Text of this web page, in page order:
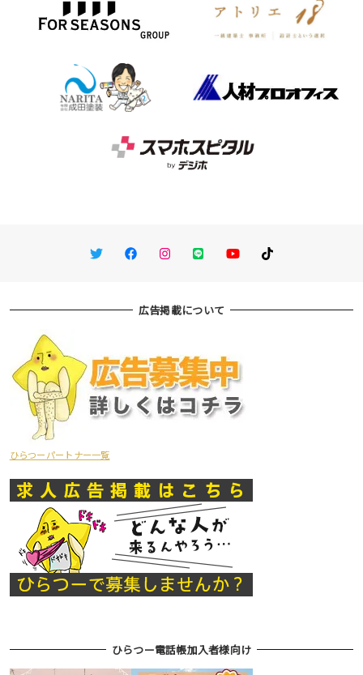
TwitterFacebookInstagram
LINE You TubeTikTok
広告掲載について
ひらつーパートナー一覧
ひらつー電話帳加入者様向け